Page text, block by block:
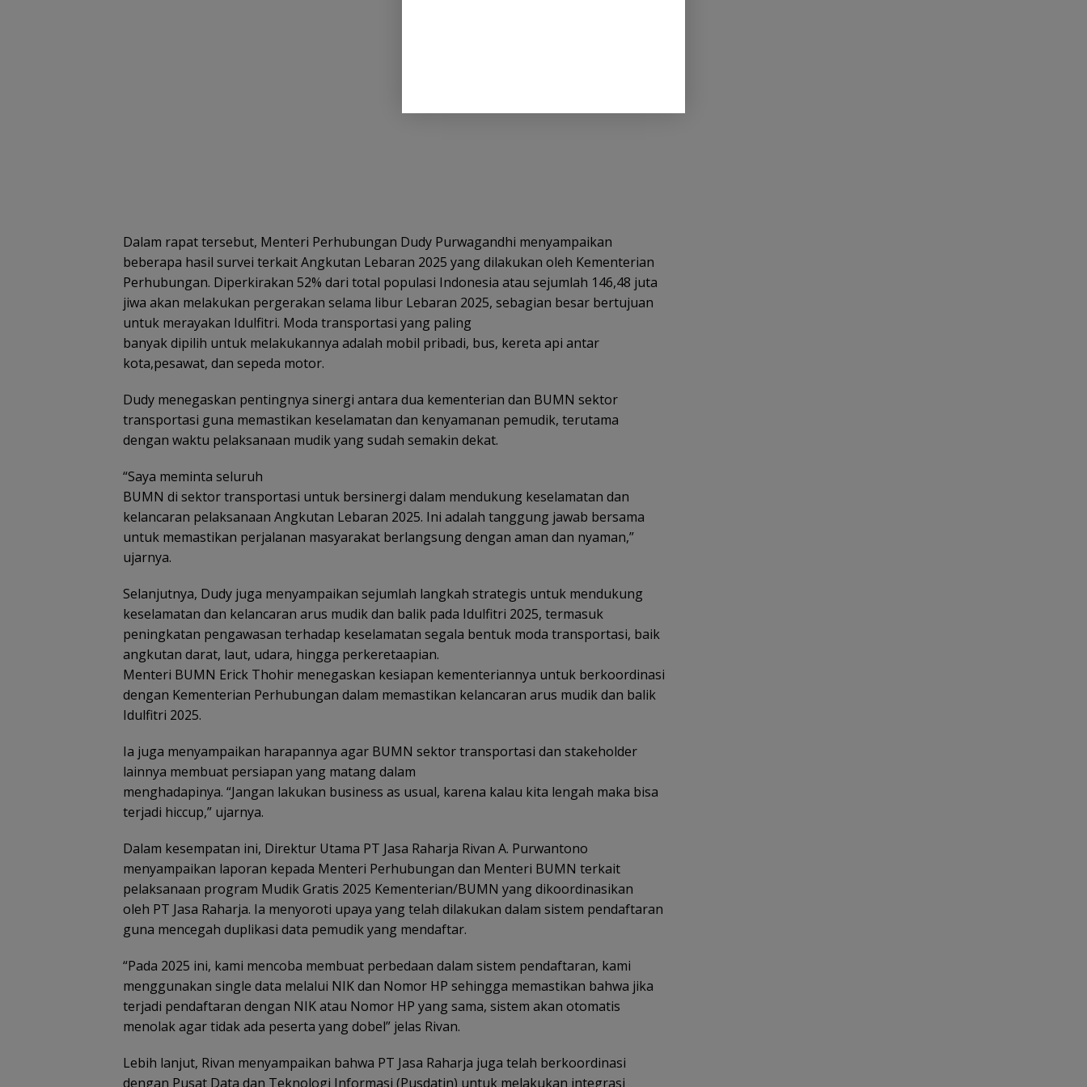
Dalam rapat tersebut, Menteri Perhubungan Dudy Purwagandhi menyampaikan
beberapa hasil survei terkait Angkutan Lebaran 2025 yang dilakukan oleh Kementerian
Perhubungan. Diperkirakan 52% dari total populasi Indonesia atau sejumlah 146,48 juta
jiwa akan melakukan pergerakan selama libur Lebaran 2025, sebagian besar bertujuan
untuk merayakan Idulfitri. Moda transportasi yang paling
banyak dipilih untuk melakukannya adalah mobil pribadi, bus, kereta api antar
kota,pesawat, dan sepeda motor.
Dudy menegaskan pentingnya sinergi antara dua kementerian dan BUMN sektor
transportasi guna memastikan keselamatan dan kenyamanan pemudik, terutama
dengan waktu pelaksanaan mudik yang sudah semakin dekat.
“Saya meminta seluruh
BUMN di sektor transportasi untuk bersinergi dalam mendukung keselamatan dan
kelancaran pelaksanaan Angkutan Lebaran 2025. Ini adalah tanggung jawab bersama
untuk memastikan perjalanan masyarakat berlangsung dengan aman dan nyaman,”
ujarnya.
Selanjutnya, Dudy juga menyampaikan sejumlah langkah strategis untuk mendukung
keselamatan dan kelancaran arus mudik dan balik pada Idulfitri 2025, termasuk
peningkatan pengawasan terhadap keselamatan segala bentuk moda transportasi, baik
angkutan darat, laut, udara, hingga perkeretaapian.
Menteri BUMN Erick Thohir menegaskan kesiapan kementeriannya untuk berkoordinasi
dengan Kementerian Perhubungan dalam memastikan kelancaran arus mudik dan balik
Idulfitri 2025.
Ia juga menyampaikan harapannya agar BUMN sektor transportasi dan stakeholder
lainnya membuat persiapan yang matang dalam
menghadapinya. “Jangan lakukan business as usual, karena kalau kita lengah maka bisa
terjadi hiccup,” ujarnya.
Dalam kesempatan ini, Direktur Utama PT Jasa Raharja Rivan A. Purwantono
menyampaikan laporan kepada Menteri Perhubungan dan Menteri BUMN terkait
pelaksanaan program Mudik Gratis 2025 Kementerian/BUMN yang dikoordinasikan
oleh PT Jasa Raharja. Ia menyoroti upaya yang telah dilakukan dalam sistem pendaftaran
guna mencegah duplikasi data pemudik yang mendaftar.
“Pada 2025 ini, kami mencoba membuat perbedaan dalam sistem pendaftaran, kami
menggunakan single data melalui NIK dan Nomor HP sehingga memastikan bahwa jika
terjadi pendaftaran dengan NIK atau Nomor HP yang sama, sistem akan otomatis
menolak agar tidak ada peserta yang dobel” jelas Rivan.
Lebih lanjut, Rivan menyampaikan bahwa PT Jasa Raharja juga telah berkoordinasi
dengan Pusat Data dan Teknologi Informasi (Pusdatin) untuk melakukan integrasi